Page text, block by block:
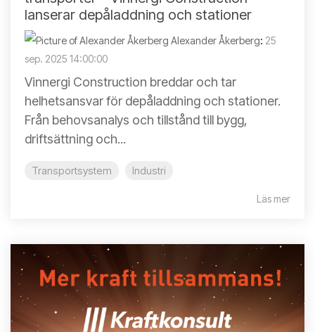
lanserar depåladdning och stationer
Alexander Åkerberg: 25
sep. 2025 14:00:00
Vinnergi Construction breddar och tar
helhetsansvar för depåladdning och stationer.
Från behovsanalys och tillstånd till bygg,
driftsättning och...
Transportsystem Industri
Läs mer